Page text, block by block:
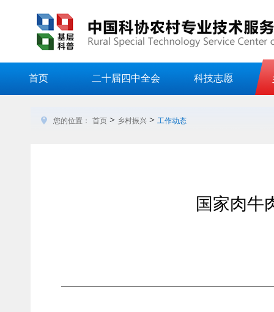
首页 二十届四中全会 科技志愿
您的位置： 首页 > 乡村振兴 > 工作动态
国家肉牛